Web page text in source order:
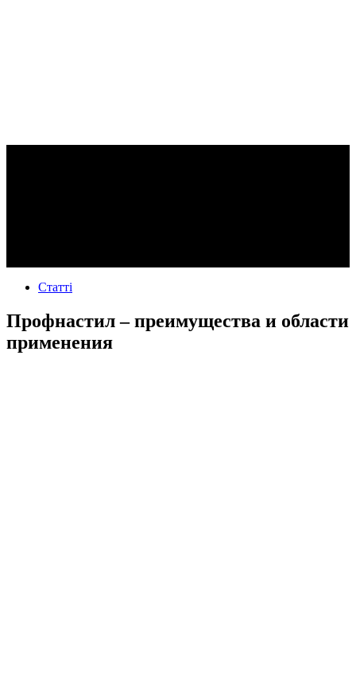
Статті
Профнастил – преимущества и области
применения